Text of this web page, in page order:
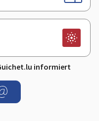
informiert